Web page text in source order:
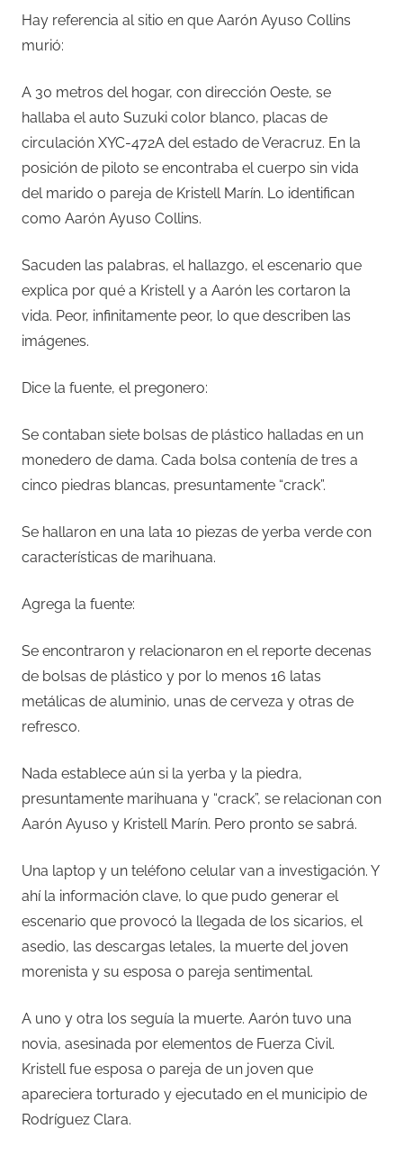
Hay referencia al sitio en que Aarón Ayuso Collins
murió:
A 30 metros del hogar, con dirección Oeste, se
hallaba el auto Suzuki color blanco, placas de
circulación XYC-472A del estado de Veracruz. En la
posición de piloto se encontraba el cuerpo sin vida
del marido o pareja de Kristell Marín. Lo identifican
como Aarón Ayuso Collins.
Sacuden las palabras, el hallazgo, el escenario que
explica por qué a Kristell y a Aarón les cortaron la
vida. Peor, infinitamente peor, lo que describen las
imágenes.
Dice la fuente, el pregonero:
Se contaban siete bolsas de plástico halladas en un
monedero de dama. Cada bolsa contenía de tres a
cinco piedras blancas, presuntamente “crack”.
Se hallaron en una lata 10 piezas de yerba verde con
características de marihuana.
Agrega la fuente:
Se encontraron y relacionaron en el reporte decenas
de bolsas de plástico y por lo menos 16 latas
metálicas de aluminio, unas de cerveza y otras de
refresco.
Nada establece aún si la yerba y la piedra,
presuntamente marihuana y “crack”, se relacionan con
Aarón Ayuso y Kristell Marín. Pero pronto se sabrá.
Una laptop y un teléfono celular van a investigación. Y
ahí la información clave, lo que pudo generar el
escenario que provocó la llegada de los sicarios, el
asedio, las descargas letales, la muerte del joven
morenista y su esposa o pareja sentimental.
A uno y otra los seguía la muerte. Aarón tuvo una
novia, asesinada por elementos de Fuerza Civil.
Kristell fue esposa o pareja de un joven que
apareciera torturado y ejecutado en el municipio de
Rodríguez Clara.